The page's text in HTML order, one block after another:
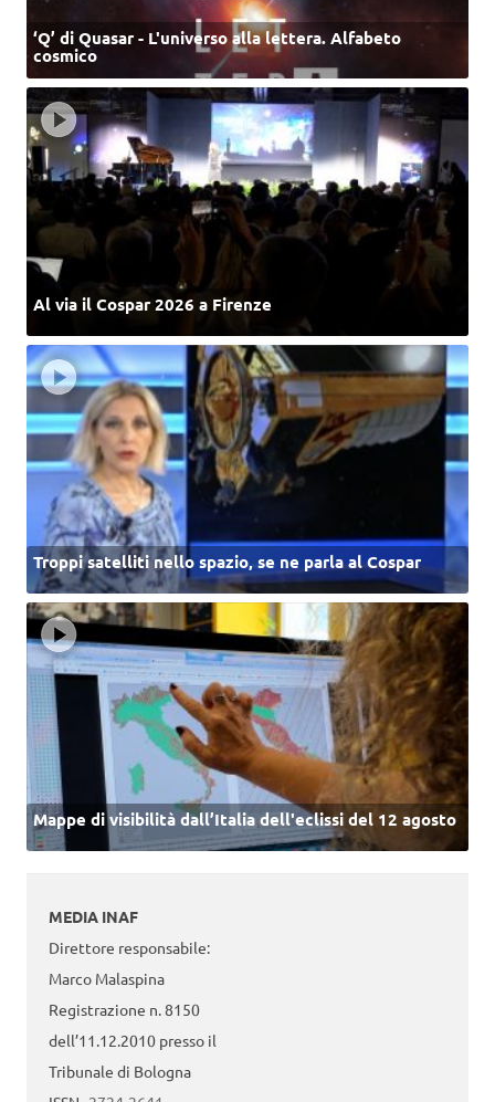
‘Q’ di Quasar - L'universo alla lettera. Alfabeto
cosmico
Al via il Cospar 2026 a Firenze
Troppi satelliti nello spazio, se ne parla al Cospar
Mappe di visibilità dall’Italia dell'eclissi del 12 agosto
MEDIA INAF
Direttore responsabile:
Marco Malaspina
Registrazione n. 8150
dell’11.12.2010 presso il
Tribunale di Bologna